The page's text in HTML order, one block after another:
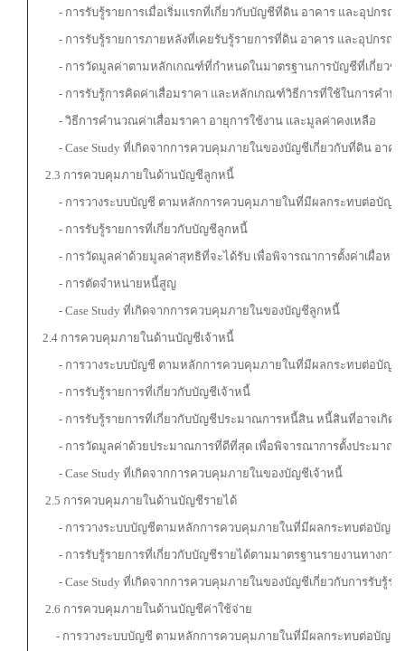
- การรับรู้รายการเมื่อเริ่มแรกที่เกี่ยวกับบัญชีที่ดิน อาคาร และอุปกรณ์
- การรับรู้รายการภายหลังที่เคยรับรู้รายการที่ดิน อาคาร และอุปกรณ์
- การวัดมูลค่าตามหลักเกณฑ์ที่กำหนดในมาตรฐานการบัญชีที่เกี่ยวข้อ
- การรับรู้การคิดค่าเสื่อมราคา และหลักเกณฑ์วิธีการที่ใช้ในการคำน
- วิธีการคำนวณค่าเสื่อมราคา อายุการใช้งาน และมูลค่าคงเหลือ
- Case Study ที่เกิดจากการควบคุมภายในของบัญชีเกี่ยวกับที่ดิน อาค
2.3 การควบคุมภายในด้านบัญชีลูกหนี้
- การวางระบบบัญชี ตามหลักการควบคุมภายในที่มีผลกระทบต่อบัญชี
- การรับรู้รายการที่เกี่ยวกับบัญชีลูกหนี้
- การวัดมูลค่าด้วยมูลค่าสุทธิที่จะได้รับ เพื่อพิจารณาการตั้งค่าเผื่อหนี้
- การตัดจำหน่ายหนี้สูญ
- Case Study ที่เกิดจากการควบคุมภายในของบัญชีลูกหนี้
2.4 การควบคุมภายในด้านบัญชีเจ้าหนี้
- การวางระบบบัญชี ตามหลักการควบคุมภายในที่มีผลกระทบต่อบัญชี
- การรับรู้รายการที่เกี่ยวกับบัญชีเจ้าหนี้
- การรับรู้รายการที่เกี่ยวกับบัญชีประมาณการหนี้สิน หนี้สินที่อาจเกิด
- การวัดมูลค่าด้วยประมาณการที่ดีที่สุด เพื่อพิจารณาการตั้งประมาณ
- Case Study ที่เกิดจากการควบคุมภายในของบัญชีเจ้าหนี้
2.5 การควบคุมภายในด้านบัญชีรายได้
- การวางระบบบัญชีตามหลักการควบคุมภายในที่มีผลกระทบต่อบัญชีร
- การรับรู้รายการที่เกี่ยวกับบัญชีรายได้ตามมาตรฐานรายงานทางการ
- Case Study ที่เกิดจากการควบคุมภายในของบัญชีเกี่ยวกับการรับรู้รา
2.6 การควบคุมภายในด้านบัญชีค่าใช้จ่าย
- การวางระบบบัญชี ตามหลักการควบคุมภายในที่มีผลกระทบต่อบัญชี